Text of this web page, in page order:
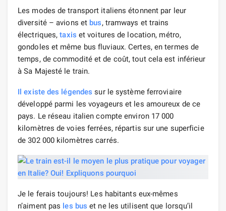
Les modes de transport italiens étonnent par leur
diversité – avions et bus, tramways et trains
électriques,taxis et voitures de location, métro,
gondoles et même bus fluviaux. Certes, en termes de
temps, de commodité et de coût, tout cela est inférieur
à Sa Majesté le train.
Il existe des légendes sur le système ferroviaire
développé parmi les voyageurs et les amoureux de ce
pays. Le réseau italien compte environ 17 000
kilomètres de voies ferrées, répartis sur une superficie
de 302 000 kilomètres carrés.
Je le ferais toujours! Les habitants eux-mêmes
n’aiment pas les bus et ne les utilisent que lorsqu’il